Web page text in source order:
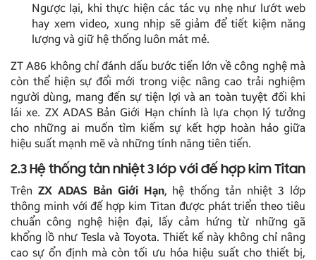
Ngược lại, khi thực hiện các tác vụ nhẹ như lướt web
hay xem video, xung nhịp sẽ giảm để tiết kiệm năng
lượng và giữ hệ thống luôn mát mẻ.
ZT A86 không chỉ đánh dấu bước tiến lớn về công nghệ mà
còn thể hiện sự đổi mới trong việc nâng cao trải nghiệm
người dùng, mang đến sự tiện lợi và an toàn tuyệt đối khi
lái xe. ZX ADAS Bản Giới Hạn chính là lựa chọn lý tưởng
cho những ai muốn tìm kiếm sự kết hợp hoàn hảo giữa
hiệu suất mạnh mẽ và những tính năng tiên tiến.
2.3 Hệ thống tản nhiệt 3 lớp với đế hợp kim Titan
Trên ZX ADAS Bản Giới Hạn, hệ thống tản nhiệt 3 lớp
thông minh với đế hợp kim Titan được phát triển theo tiêu
chuẩn công nghệ hiện đại, lấy cảm hứng từ những gã
khổng lồ như Tesla và Toyota. Thiết kế này không chỉ nâng
cao sự ổn định mà còn tối ưu hóa hiệu suất cho thiết bị,